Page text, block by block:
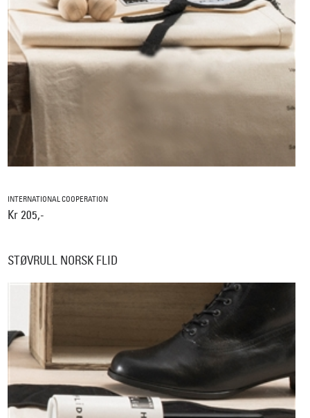
INTERNATIONAL COOPERATION
Kr 205,-
STØVRULL NORSK FLID